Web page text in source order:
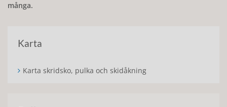
många.
Karta
Karta skridsko, pulka och skidåkning